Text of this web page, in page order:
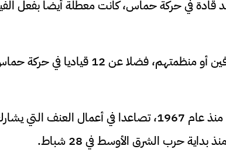
قادة في حركة حماس، كانت معطلة أيضا بفعل
وتشمل العقوبات سبعة مستوطنين متطرفين أو منظمتهم، فضلا عن 12 قياديا في
وتشهد الضفة الغربية التي تحتلها إسرائيل منذ عام 1967، تصاعدا في أعمال العنف التي
حرب الشرق الأوسط في 28 شباط.